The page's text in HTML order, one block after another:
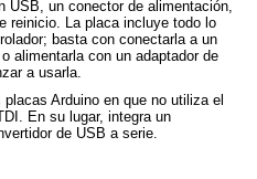
USB, un conector de alimentación,
reinicio. La placa incluye todo lo
basta con conectarla a un
alimentarla con un adaptador de
a usarla.
Arduino en que no utiliza el
En su lugar, integra un
de USB a serie.